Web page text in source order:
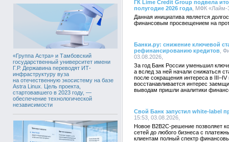
«Группа Астра» и Тамбовский
государственный университет имени
Г.Р. Державина переводят ИТ-
инфраструктуру вуза
на отечественную экосистему на базе
Astra Linux. Цель проекта,
стартовавшего в 2023 году, —
обеспечение технологической
независимости
ГК Lime Credit Group подвела
полугодие 2026 года , МФК
Данная инициатива является
финансовым просвещением на
Банки.ру: снижение ключевой
рефинансированию кредитов ,
03.08.2026,
За год Банк России уменьшил
а вслед за ней начали снижаться
после сокращения интереса в III–IV
восстанавливается интерес
выводам пришли аналитики
Свой Банк запустил white-label
15:53, 03.08.2026,
Новое B2B2C-решение позволяет
сетей до любого бизнеса с
клиентам полный спектр